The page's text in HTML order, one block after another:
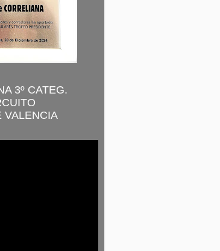
3º CATEG.
VALENCIA